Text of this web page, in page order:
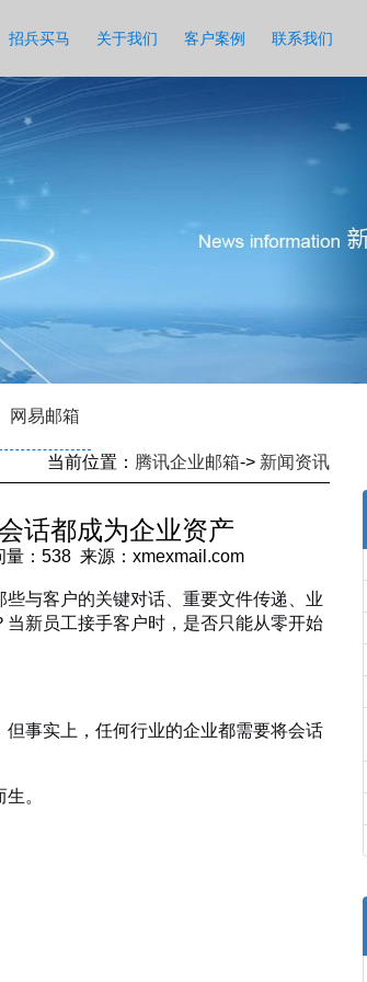
招兵买马 关于我们 客户案例 联系我们
网易邮箱
当前位置： 腾讯企业邮箱-> 新闻资讯
话都成为企业资产
：538 来源：xmexmail.com
与客户的关键对话、重要文件传递、业
新员工接手客户时，是否只能从零开始
事实上，任何行业的企业都需要将会话
。